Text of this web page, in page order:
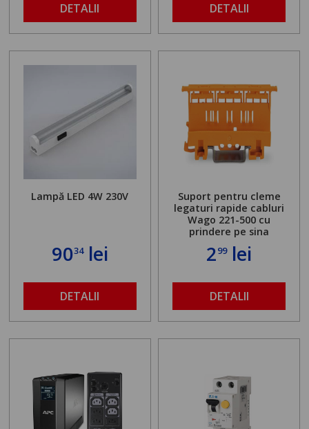
DETALII DETALII
Lampă LED 4W 230V
9034lei
DETALII
Suport pentru cleme
legaturi rapide cabluri
Wago 221-500 cu
prindere pe sina
299lei
DETALII